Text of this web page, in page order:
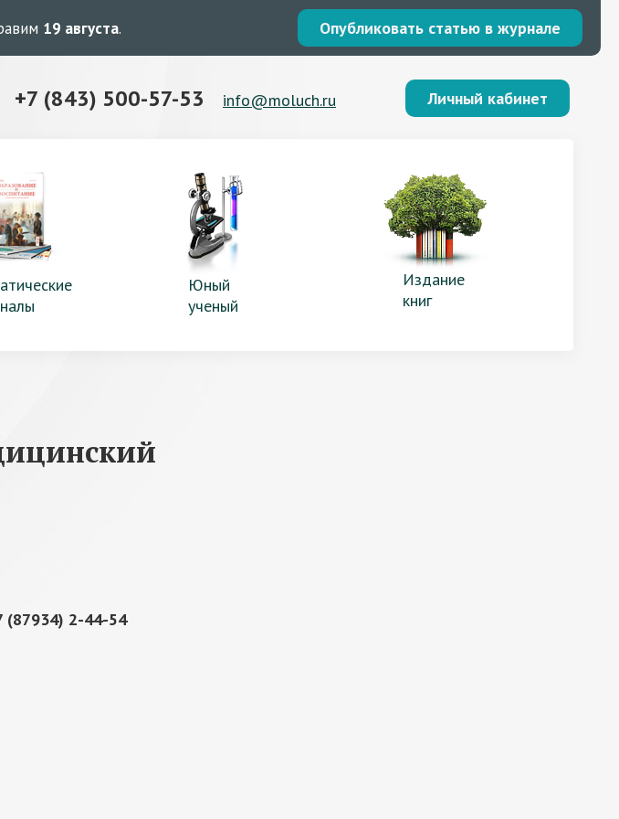
19 августа. Опубликовать статью в журнале
+7 (843) 500-57-53 info@moluch.ru Личный кабинет
Юный
ученый
Издание
книг
(87934) 2-44-54